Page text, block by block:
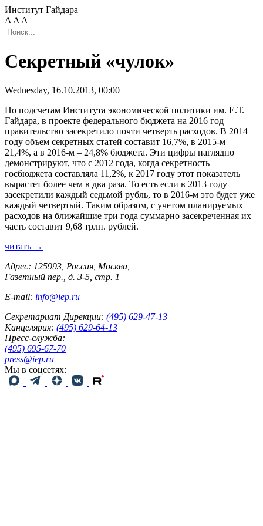
Институт Гайдара
A A A
Секретный «чулок»
Wednesday, 16.10.2013, 00:00
По подсчетам Института экономической политики им. Е.Т.
Гайдара, в проекте федерального бюджета на 2016 год
правительство засекретило почти четверть расходов. В 2014
году объем секретных статей составит 16,7%, в 2015-м –
21,4%, а в 2016-м – 24,8% бюджета. Эти цифры наглядно
демонстрируют, что с 2012 года, когда секретность
госбюджета составляла 11,2%, к 2017 году этот показатель
вырастет более чем в два раза. То есть если в 2013 году
засекретили каждый седьмой рубль, то в 2016-м это будет уже
каждый четвертый. Таким образом, с учетом планируемых
расходов на ближайшие три года суммарно засекреченная их
часть составит 9,68 трлн. рублей.
читать →
Адрес: 125993, Россия, Москва,
Газетный пер., д. 3-5, стр. 1
E-mail: info@iep.ru
Секретариат Дирекции: (495) 629-47-13
Канцелярия: (495) 629-64-13
Пресс-служба:
(495) 695-67-70
press@iep.ru
Мы в соцсетях: